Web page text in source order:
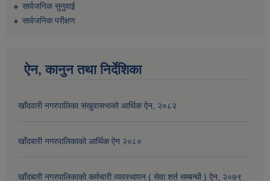
सार्वजनिक सुनुवाई
सार्वजनिक परीक्षण
ऐन, कानुन तथा निर्देशिका
खाँदवारी नगरपालिका संखुवासभाको आर्थिक ऐन, २०८२
खाँदबारी नगरपालिकाको आर्थिक ऐन २०८०
खाँदबारी नगरपालिकाको कर्मचारी व्यवस्थापन ( सेवा शर्त सम्बन्धी ) ऐन, २०७९